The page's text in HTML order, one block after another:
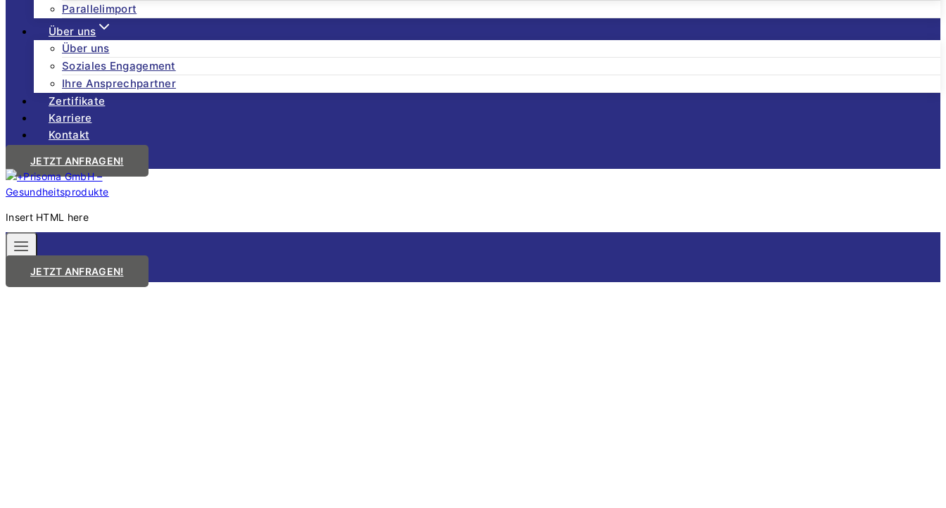
Parallelimport
Über uns
Über uns
Soziales Engagement
Ihre Ansprechpartner
Zertifikate
Karriere
Kontakt
JETZT ANFRAGEN!
Insert HTML here
JETZT ANFRAGEN!